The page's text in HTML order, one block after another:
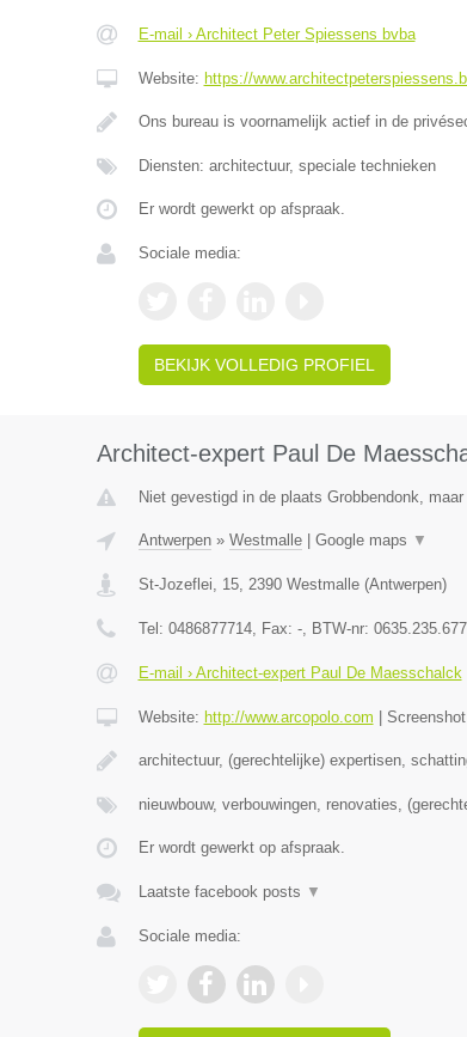
E-mail › Architect Peter Spiessens bvba
Website: https://
Ons bureau is voornamelijk actief in de
Diensten: architectuur, speciale technieken
Er wordt gewerkt op afspraak.
Sociale media:
BEKIJK VOLLEDIG PROFIEL
Architect-expert Paul De
Niet gevestigd in de plaats Grobbendonk,
Antwerpen» Westmalle| Google maps ▼
St-Jozeflei, 15, 2390 Westmalle(Antwerpen)
Tel: 0486877714, Fax: -, BTW-nr: 0635.235.677
E-mail › Architect-expert Paul De Maesschalck
Website: http://www.arcopolo.com Screenshot
architectuur, (gerechtelijke) expertisen,
nieuwbouw, verbouwingen, renovaties,
Er wordt gewerkt op afspraak.
Laatste facebook posts ▼
Sociale media: